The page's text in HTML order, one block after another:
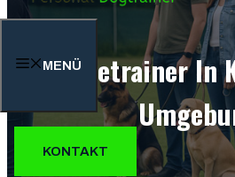
MENÜ
KONTAKT
Hundetrainer In